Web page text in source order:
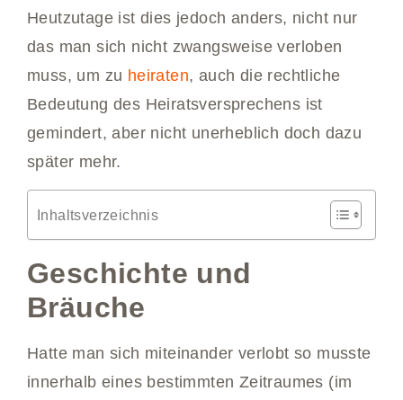
Heutzutage ist dies jedoch anders, nicht nur
das man sich nicht zwangsweise verloben
muss, um zu heiraten, auch die rechtliche
Bedeutung des Heiratsversprechens ist
gemindert, aber nicht unerheblich doch dazu
später mehr.
Inhaltsverzeichnis
Geschichte und
Bräuche
Hatte man sich miteinander verlobt so musste
innerhalb eines bestimmten Zeitraumes (im